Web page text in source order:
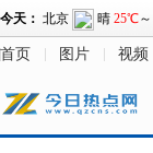
首页 图片 视频